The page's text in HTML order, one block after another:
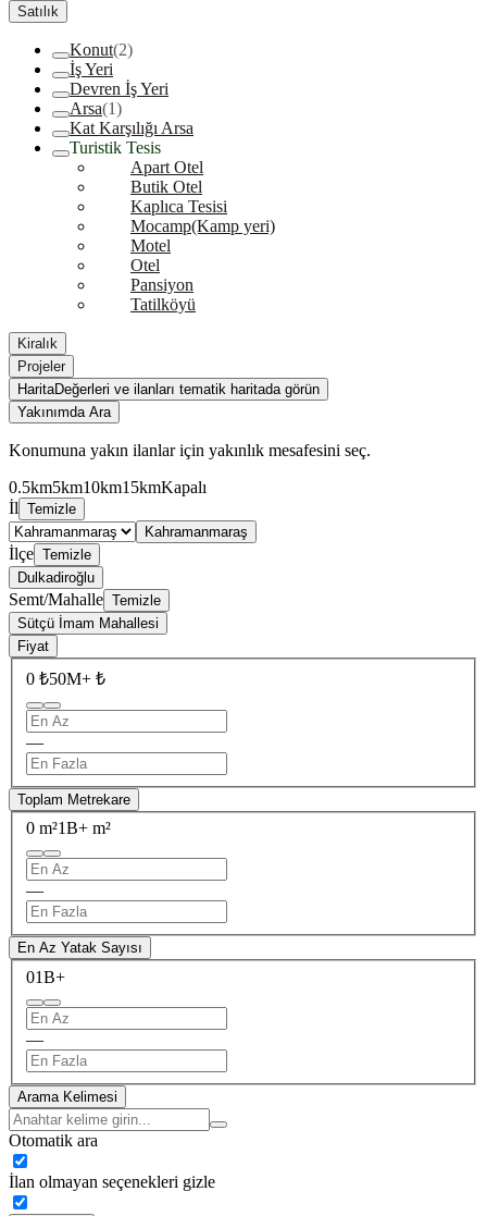
Satılık
Konut(2)
İş Yeri
Devren İş Yeri
Arsa(1)
Kat Karşılığı Arsa
Turistik Tesis
Apart Otel
Butik Otel
Kaplıca Tesisi
Mocamp(Kamp yeri)
Motel
Otel
Pansiyon
Tatilköyü
Kiralık
Projeler
HaritaDeğerleri ve ilanları tematik haritada görün
Yakınımda Ara
Konumuna yakın ilanlar için yakınlık mesafesini seç.
0.5km5km10km15kmKapalı
İl Temizle
Kahramanmaraş
İlçe Temizle
Dulkadiroğlu
Semt/Mahalle Temizle
Sütçü İmam Mahallesi
Fiyat
0 ₺50M+ ₺
—
Toplam Metrekare
0 m²1B+ m²
—
En Az Yatak Sayısı
01B+
—
Arama Kelimesi
Otomatik ara
İlan olmayan seçenekleri gizle